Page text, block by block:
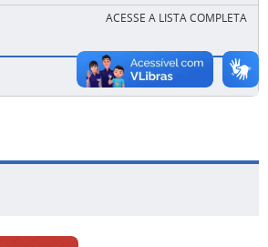
ACESSE A LISTA COMPLETA